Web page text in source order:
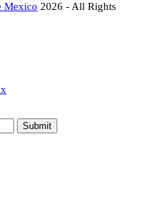
Mexico 2026 - All Rights
Submit